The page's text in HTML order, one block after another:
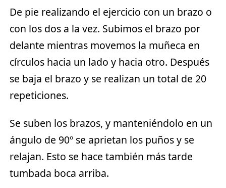
De pie realizando el ejercicio con un brazo o
con los dos a la vez. Subimos el brazo por
delante mientras movemos la muñeca en
círculos hacia un lado y hacia otro. Después
se baja el brazo y se realizan un total de 20
repeticiones.
Se suben los brazos, y manteniéndolo en un
ángulo de 90º se aprietan los puños y se
relajan. Esto se hace también más tarde
tumbada boca arriba.